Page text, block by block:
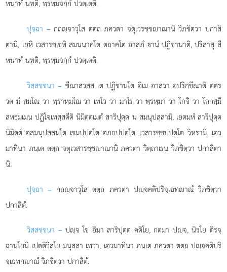
หนาทํ นทติ, พฺรหฺมจกฺกํ ปวตฺเตติ.
ปุจฺฉา – กถฺจาวุโส ตตฺถ ภควตา จตุเวรชฺชาณานิ วิภชิตฺวา ปกาสิ
ตานิ, เยหิ เวสารชฺเชหิ สมนฺนาคโต ตถาคโต อาสภํ านํ ปฏิชานาติ, ปริสาสุ สี
หนาทํ นทติ, พฺรหฺมจกฺกํ ปวตฺเตติ.
วิสฺสชฺชนา – ขีณาสวสฺส เต ปฏิชานโต อิเม อาสวา อปริกฺขีณาติ ตตฺร
วต มํ สมโณ วา พฺราหฺมโณ วา เทโว วา มาโร วา พฺรหฺมา วา โกจิ วา โลกสฺมึ
สหธมฺเมน ปฏิโจเทสฺสตีติ นิมิตฺตเมตํ สาริปุตฺต น สมนุปสฺสามิ, เอตมหํ สาริปุตฺต
นิมิตฺตํ อสมนุปสฺสนฺโต เขมปฺปตฺโต อภยปฺปตฺโต เวสารชฺชปฺปตฺโต วิหรามิ. เอว
มาทินา ภนฺเต ตตฺถ จตุเวสารชฺชาณานิ ภควตา วิตฺถาเรน วิภชิตฺวา ปกาสิตา
นิ.
ปุจฺฉา – กถฺจาวุโสตตฺถ ภควตา ปฺจคติปริจฺเฉทาณํ วิภชิตฺวา
ปกาสิตํ.
วิสฺสชฺชนา – ปฺจ โข อิมา สาริปุตฺต คติโย, กตมา ปฺจ, นิรโย ติรจฺ
ฉานโยนิ เปตฺติวิสโย มนุสฺสา เทวา, เอวมาทินา ภนฺเต ภควตา ตตฺถ ปฺจคติปริ
จฺเฉทกาณํ วิภชิตฺวา ปกาสิตํ.